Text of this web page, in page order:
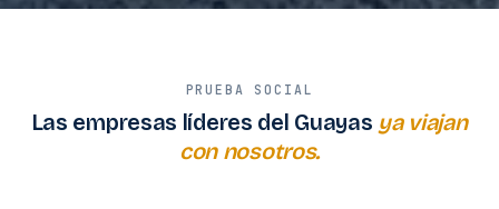
PRUEBA SOCIAL
Las empresas líderes del Guayas ya viajan
con nosotros.